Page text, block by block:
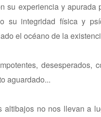
su experiencia y
su integridad física y
el océano de la
aguardado...
no nos llevan a